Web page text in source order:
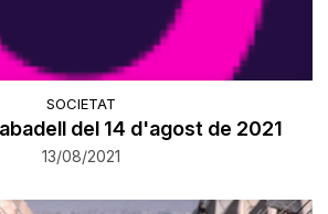
SOCIETAT
del 14 d'agost de 2021
13/08/2021